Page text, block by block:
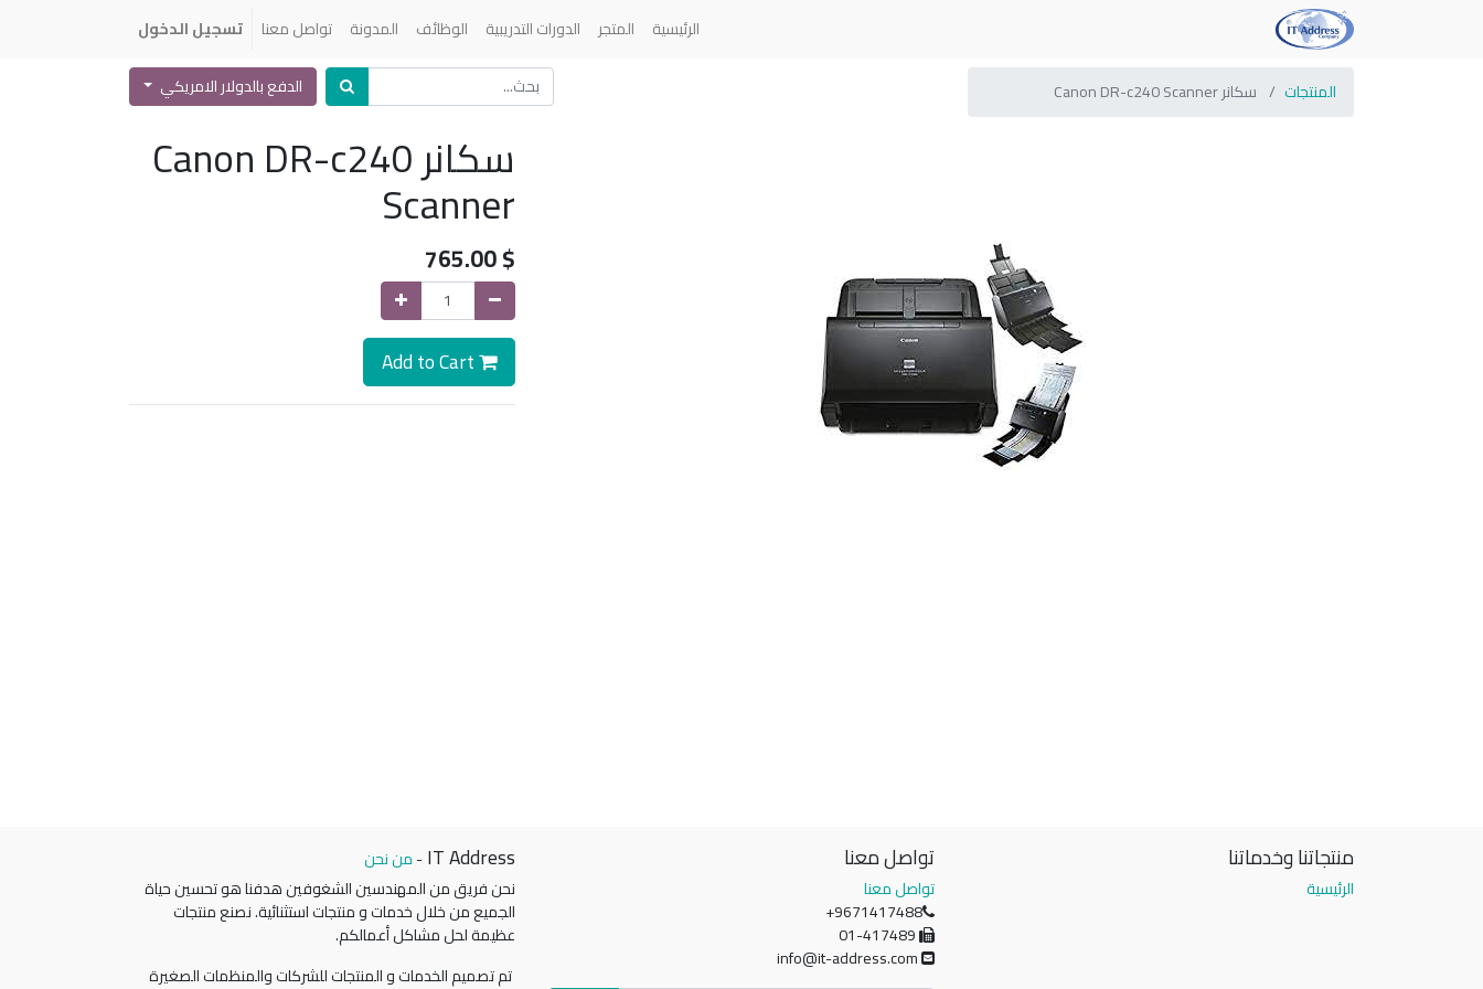
الرئيسية المتجر الدورات التدريبية الوظائف المدونة تواصل معنا تسجيل الدخول
المنتجات سكانر Canon DR-c240 Scanner الدفع بالدولار الامريكي
سكانر Canon DR-c240
Scanner
$
765.00
منتجاتنا وخدماتنا
الرئيسية
تواصل معنا
تواصل معنا
+9671417488
info@it-address.com
IT Address
-من نحن
نحن فريق من المهندسين الشغوفين هدفنا هو تحسين حياة
الجميع من خلال خدمات و منتجات استثنائية. نصنع منتجات
عظيمة لحل مشاكل أعمالكم.
تم تصميم الخدمات و المنتجات للشركات والمنظمات الصغيرة